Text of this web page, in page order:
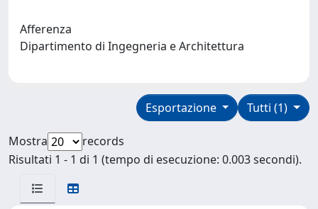
Afferenza
Dipartimento di Ingegneria e Architettura
Tutti (1)
Esportazione
Mostra
records
Risultati 1 - 1 di 1 (tempo di esecuzione: 0.003 secondi).